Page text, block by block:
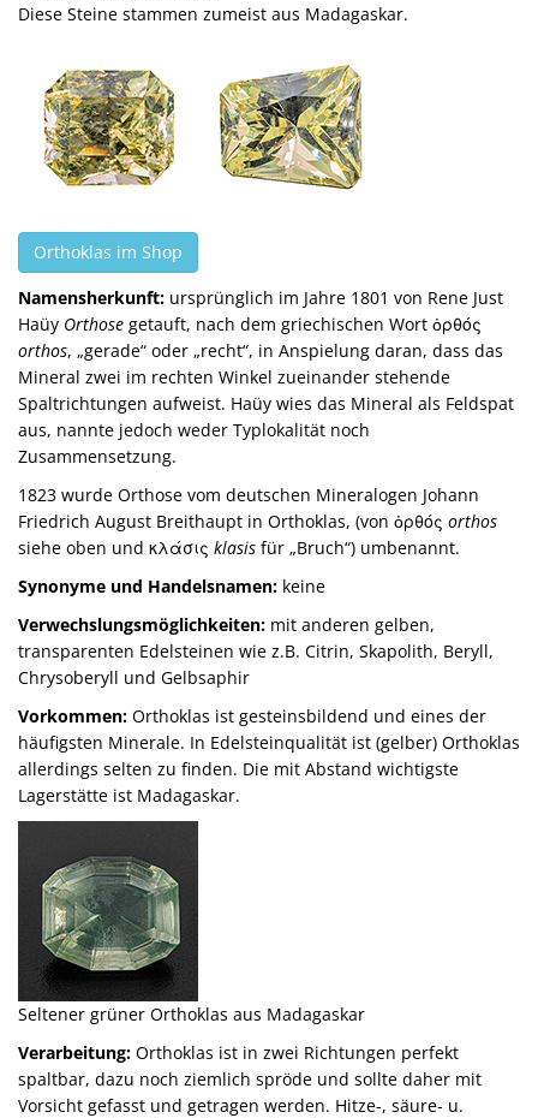
Diese Steine stammen zumeist aus Madagaskar.
Orthoklas im Shop
Namensherkunft: ursprünglich im Jahre 1801 von Rene Just
Haüy Orthose getauft, nach dem griechischen Wort ὀρθός
orthos, „gerade“ oder „recht“, in Anspielung daran, dass das
Mineral zwei im rechten Winkel zueinander stehende
Spaltrichtungen aufweist. Haüy wies das Mineral als Feldspat
aus, nannte jedoch weder Typlokalität noch
Zusammensetzung.
1823 wurde Orthose vom deutschen Mineralogen Johann
Friedrich August Breithaupt in Orthoklas, (von ὀρθός orthos
siehe oben und κλάσις klasis für „Bruch“) umbenannt.
Synonyme und Handelsnamen: keine
Verwechslungsmöglichkeiten: mit anderen gelben,
transparenten Edelsteinen wie z.B. Citrin, Skapolith, Beryll,
Chrysoberyll und Gelbsaphir
Vorkommen: Orthoklas ist gesteinsbildend und eines der
häufigsten Minerale. In Edelsteinqualität ist (gelber) Orthoklas
allerdings selten zu finden. Die mit Abstand wichtigste
Lagerstätte ist Madagaskar.
Seltener grüner Orthoklas aus Madagaskar
Verarbeitung: Orthoklas ist in zwei Richtungen perfekt
spaltbar, dazu noch ziemlich spröde und sollte daher mit
Vorsicht gefasst und getragen werden. Hitze-, säure- u.